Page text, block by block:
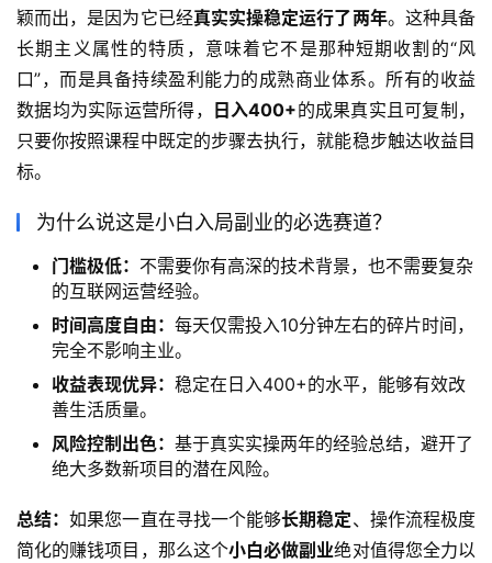
颖而出，是因为它已经真实实操稳定运行了两年。这种具备
长期主义属性的特质，意味着它不是那种短期收割的“风
口”，而是具备持续盈利能力的成熟商业体系。所有的收益
数据均为实际运营所得，
日入400+的成果真实且可复制，
只要你按照课程中既定的步骤去执行，就能稳步触达收益目
标。
为什么说这是小白入局副业的必选赛道？
门槛极低： 不需要你有高深的技术背景，也不需要复杂
的互联网运营经验。
时间高度自由： 每天仅需投入10分钟左右的碎片时间，
完全不影响主业。
收益表现优异： 稳定在日入400+的水平，能够有效改
善生活质量。
风险控制出色： 基于真实实操两年的经验总结，避开了
绝大多数新项目的潜在风险。
总结：如果您一直在寻找一个能够长期稳定、操作流程极度
简化的赚钱项目，那么这个小白必做副业绝对值得您全力以